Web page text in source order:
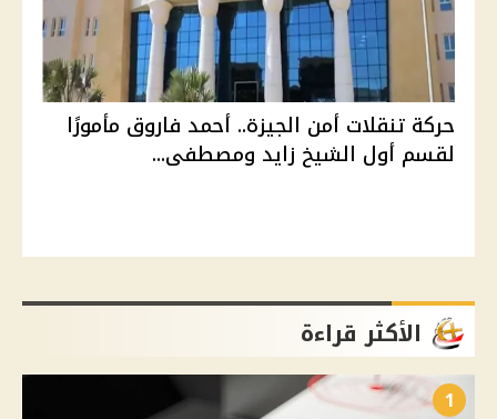
حركة تنقلات أمن الجيزة.. أحمد فاروق مأمورًا
لقسم أول الشيخ زايد ومصطفى...
الأكثر قراءة
1